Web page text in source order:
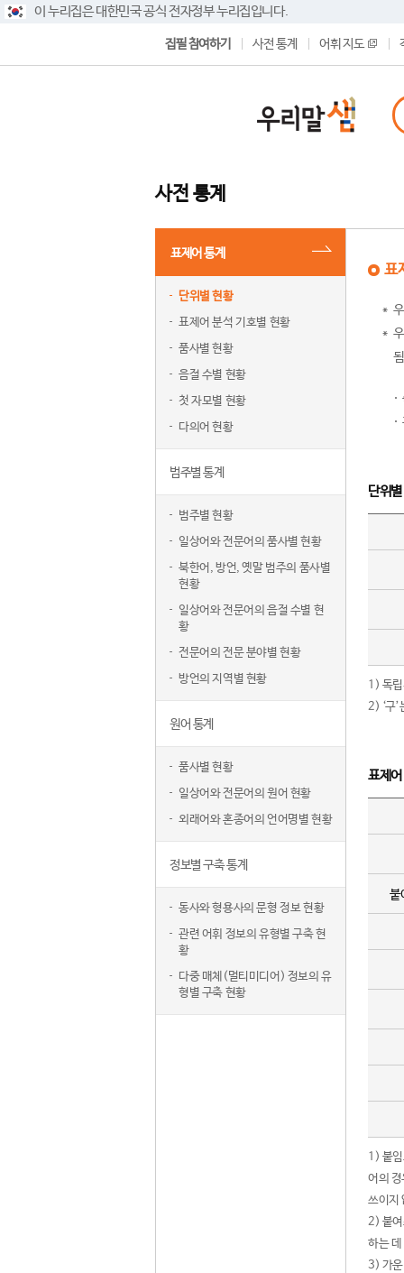
이 누리집은 대한민국 공식 전자정부 누리집입니다.
집필 참여하기 사전 통계 어휘 지도
사전 통계
표제어 통계
단위별 현황
표제어 분석 기호별 현황
품사별 현황
음절 수별 현황
첫 자모별 현황
다의어 현황
범주별 통계
범주별 현황
일상어와 전문어의 품사별 현황
북한어, 방언, 옛말 범주의 품사별
현황
일상어와 전문어의 음절 수별 현
황
전문어의 전문 분야별 현황
방언의 지역별 현황
원어 통계
품사별 현황
일상어와 전문어의 원어 현황
외래어와 혼종어의 언어명별 현황
정보별 구축 통계
동사와 형용사의 문형 정보 현황
관련 어휘 정보의 유형별 구축 현
황
다중 매체(멀티미디어) 정보의 유
형별 구축 현황
표
단위
1) 독립
2) ‘구
표제
붙
1) 붙
어의
쓰이지
2) 붙여
하는
3) 가운